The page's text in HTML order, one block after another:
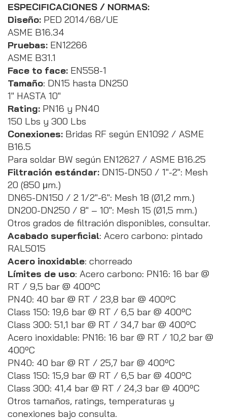
ESPECIFICACIONES / NORMAS:
Diseño: PED 2014/68/UE
ASME B16.34
Pruebas: EN12266
ASME B31.1
Face to face: EN558-1
Tamaño: DN15 hasta DN250
1″ HASTA 10″
Rating: PN16 y PN40
150 Lbs y 300 Lbs
Conexiones: Bridas RF según EN1092 / ASME
B16.5
Para soldar BW según EN12627 / ASME B16.25
Filtración estándar: DN15-DN50 / 1″-2″: Mesh
20 (850 μm.)
DN65-DN150 / 2 1/2″-6″: Mesh 18 (Ø1,2 mm.)
DN200-DN250 / 8″ – 10″: Mesh 15 (Ø1,5 mm.)
Otros grados de filtración disponibles, consultar.
Acabado superficial: Acero carbono: pintado
RAL5015
Acero inoxidable: chorreado
Límites de uso: Acero carbono: PN16: 16 bar @
RT / 9,5 bar @ 400ºC
PN40: 40 bar @ RT / 23,8 bar @ 400ºC
Class 150: 19,6 bar @ RT / 6,5 bar @ 400ºC
Class 300: 51,1 bar @ RT / 34,7 bar @ 400ºC
Acero inoxidable: PN16: 16 bar @ RT / 10,2 bar @
400ºC
PN40: 40 bar @ RT / 25,7 bar @ 400ºC
Class 150: 15,9 bar @ RT / 6,5 bar @ 400ºC
Class 300: 41,4 bar @ RT / 24,3 bar @ 400ºC
Otros tamaños, ratings, temperaturas y
conexiones bajo consulta.